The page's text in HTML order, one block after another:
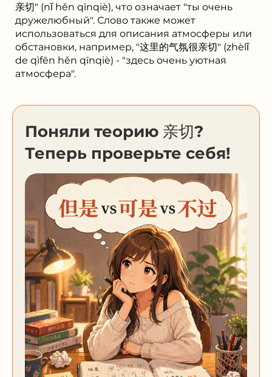
亲切" (nǐ hěn qīnqiè), что означает "ты очень
дружелюбный". Слово также может
использоваться для описания атмосферы или
обстановки, например, "这里的气氛很亲切" (zhèlǐ
de qìfēn hěn qīnqiè) - "здесь очень уютная
атмосфера".
Поняли теорию 亲切?
Теперь проверьте себя!